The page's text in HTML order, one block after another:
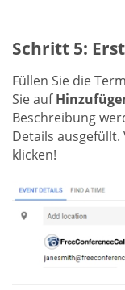
Schritt 5:
Füllen Sie die
Sie auf
Beschreibung
Details ausgefüllt.
klicken!